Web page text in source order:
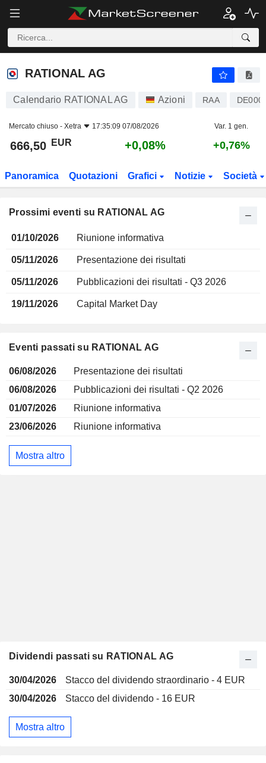
RATIONAL AG
RATIONAL AG
Calendario RATIONAL AG Azioni RAA
Mercato chiuso - Xetra 17:35:09 07/08/2026 Var. 1 gen.
666,50 EUR +0,08% +0,76%
Panoramica Quotazioni Grafici Notizie Società
Prossimi eventi su RATIONAL AG
01/10/2026 Riunione informativa
05/11/2026 Presentazione dei risultati
05/11/2026 Pubblicazioni dei risultati - Q3 2026
19/11/2026 Capital Market Day
Eventi passati su RATIONAL AG
06/08/2026
Presentazione dei risultati
06/08/2026
Pubblicazioni dei risultati - Q2 2026
01/07/2026
Riunione informativa
23/06/2026
Riunione informativa
Mostra altro
Dividendi passati su RATIONAL AG
30/04/2026
Stacco del dividendo straordinario - 4 EUR
30/04/2026
Stacco del dividendo - 16 EUR
Mostra altro